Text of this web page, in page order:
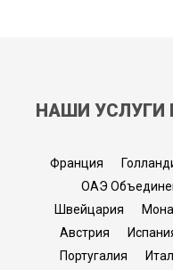
НАШИ УСЛУГИ
Франция
ОАЭ
Швейцария
Австрия
Португалия